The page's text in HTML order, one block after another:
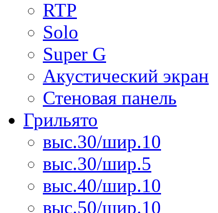
RTP
Solo
Super G
Акустический экран
Стеновая панель
Грильято
выс.30/шир.10
выс.30/шир.5
выс.40/шир.10
выс.50/шир.10